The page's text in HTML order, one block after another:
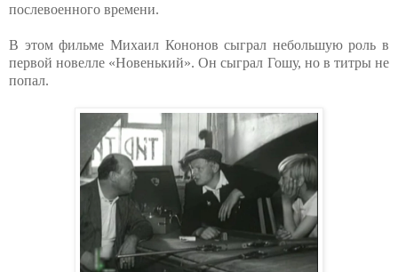
послевоенного времени.
В этом фильме Михаил Кононов сыграл небольшую роль в
первой новелле «Новенький». Он сыграл Гошу, но в титры не
попал.